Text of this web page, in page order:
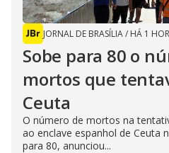
JORNAL DE BRASÍLIA/ HÁ 1
Sobe para 80 o
mortos que
Ceuta
O número de mortos na
ao enclave espanhol de Ceuta
para 80, anunciou...